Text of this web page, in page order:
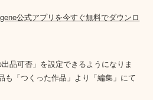
公式アプリを今すぐ無料でダウンロ
品可否」を設定できるようになりま
も「つくった作品」より「編集」にて